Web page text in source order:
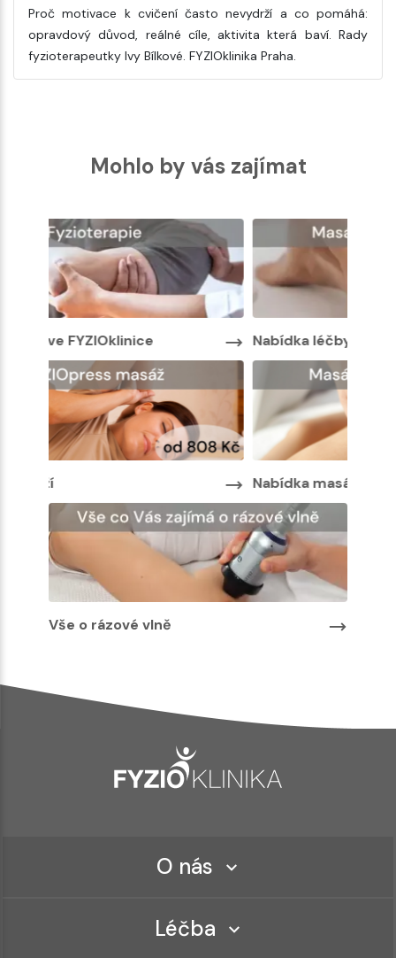
Proč motivace k cvičení často nevydrží a co pomáhá:
opravdový důvod, reálné cíle, aktivita která baví. Rady
fyzioterapeutky Ivy Bílkové. FYZIOklinika Praha.
Mohlo by vás zajímat
Nabídka léčby ve FYZIOklinice
Nabídka masáží
Vše o rázové vlně
O nás
Léčba